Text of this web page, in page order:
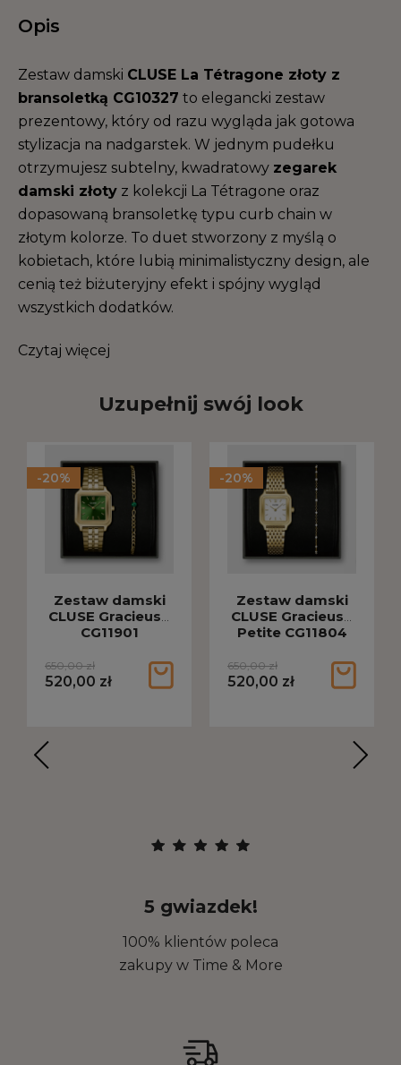
Opis
Zestaw damski CLUSE La Tétragone złoty z
bransoletką CG10327 to elegancki zestaw
prezentowy, który od razu wygląda jak gotowa
stylizacja na nadgarstek. W jednym pudełku
otrzymujesz subtelny, kwadratowy zegarek
damski złoty z kolekcji La Tétragone oraz
dopasowaną bransoletkę typu curb chain w
złotym kolorze. To duet stworzony z myślą o
kobietach, które lubią minimalistyczny design, ale
cenią też biżuteryjny efekt i spójny wygląd
wszystkich dodatków.
Czytaj więcej
Uzupełnij swój look
-20%
Zestaw damski
CLUSE Gracieuse
CG11901
650,00 zł
520,00 zł
-20%
Zestaw damski
CLUSE Gracieuse
Petite CG11804
650,00 zł
520,00 zł
5 gwiazdek!
100% klientów poleca
zakupy w Time & More